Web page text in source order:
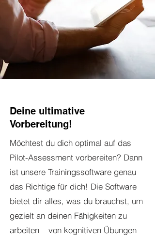
Deine ultimative
Vorbereitung!
Möchtest du dich optimal auf das
Pilot-Assessment vorbereiten? Dann
ist unsere Trainingssoftware genau
das Richtige für dich! Die Software
bietet dir alles, was du brauchst, um
gezielt an deinen Fähigkeiten zu
arbeiten – von kognitiven Übungen